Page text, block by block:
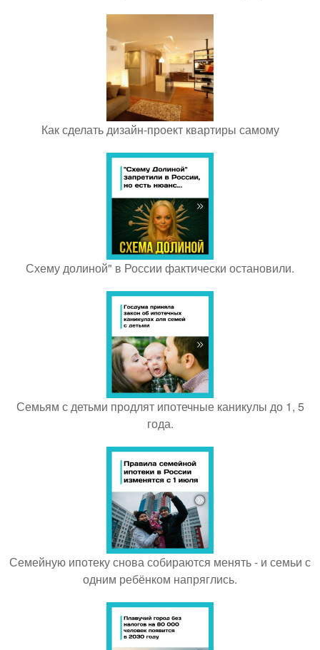
Как сделать дизайн-проект квартиры самому
Схему долиной" в России фактически остановили.
Семьям с детьми продлят ипотечные каникулы до 1, 5
года.
Семейную ипотеку снова собираются менять - и семьи с
одним ребёнком напряглись.